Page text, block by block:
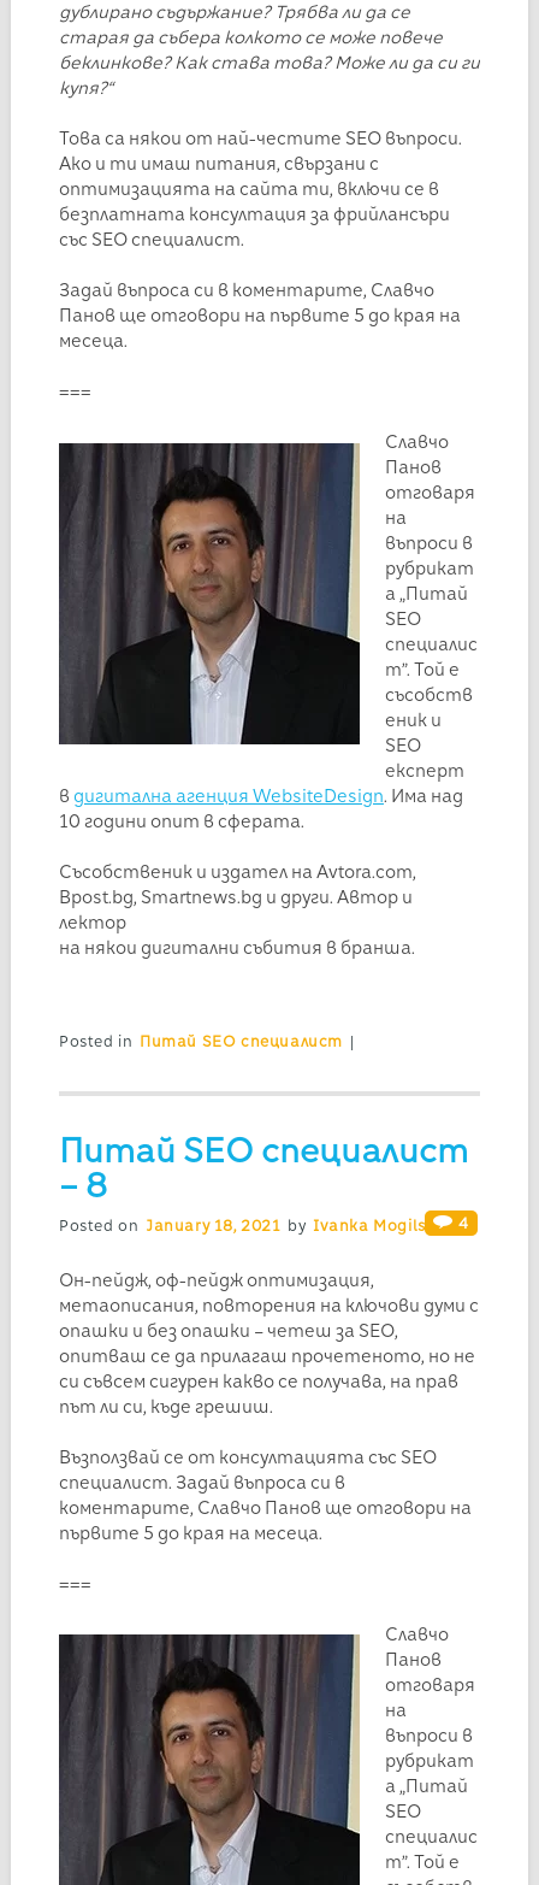
дублирано съдържание? Трябва ли да се
старая да събера колкото се може повече
беклинкове? Как става това? Може ли да си ги
купя?“
Това са някои от най-честите SEO въпроси.
Ако и ти имаш питания, свързани с
оптимизацията на сайта ти, включи се в
безплатната консултация за фрийлансъри
със SEO специалист.
Задай въпроса си в коментарите, Славчо
Панов ще отговори на първите 5 до края на
месеца.
===
Славчо
Панов
отговаря
на
въпроси в
рубрикат
а „Питай
SEO
специалис
т”. Той е
съсобств
еник и
SEO
експерт
в дигитална агенция WebsiteDesign. Има над
10 години опит в сферата.
Съсобственик и издател на Avtora.com,
Bpost.bg, Smartnews.bg и други. Автор и
лектор
на някои дигитални събития в бранша.
Posted in Питай SEO специалист |
Питай SEO специалист
– 8
Posted on January 18, 2021 by Ivanka Mogilska 4
Он-пейдж, оф-пейдж оптимизация,
метаописания, повторения на ключови думи с
опашки и без опашки – четеш за SEO,
опитваш се да прилагаш прочетеното, но не
си съвсем сигурен какво се получава, на прав
път ли си, къде грешиш.
Възползвай се от консултацията със SEO
специалист. Задай въпроса си в
коментарите, Славчо Панов ще отговори на
първите 5 до края на месеца.
===
Славчо
Панов
отговаря
на
въпроси в
рубрикат
а „Питай
SEO
специалис
т”. Той е